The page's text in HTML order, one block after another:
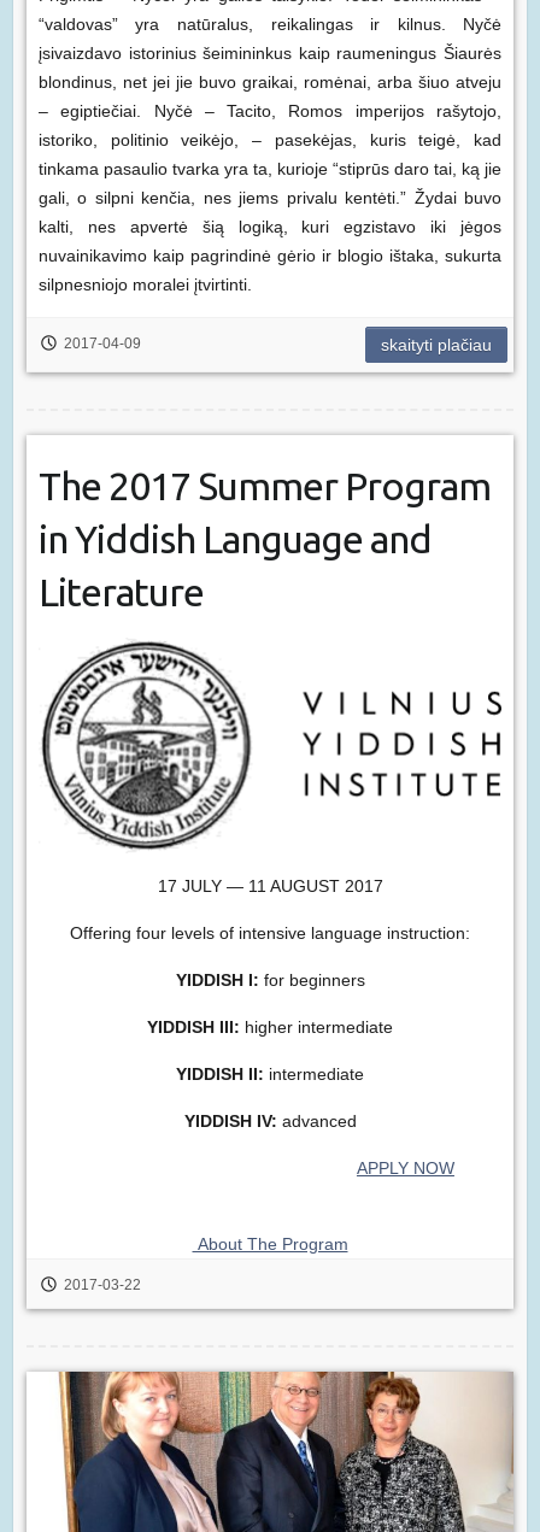
“valdovas” yra natūralus, reikalingas ir kilnus. Nyčė
įsivaizdavo istorinius šeimininkus kaip raumeningus Šiaurės
blondinus, net jei jie buvo graikai, romėnai, arba šiuo atveju
– egiptiečiai. Nyčė – Tacito, Romos imperijos rašytojo,
istoriko, politinio veikėjo, – pasekėjas, kuris teigė, kad
tinkama pasaulio tvarka yra ta, kurioje “stiprūs daro tai, ką jie
gali, o silpni kenčia, nes jiems privalu kentėti.” Žydai buvo
kalti, nes apvertė šią logiką, kuri egzistavo iki jėgos
nuvainikavimo kaip pagrindinė gėrio ir blogio ištaka, sukurta
silpnesniojo moralei įtvirtinti.
2017-04-09 skaityti plačiau
The 2017 Summer Program
in Yiddish Language and
Literature
17 JULY — 11 AUGUST 2017
Offering four levels of intensive language instruction:
YIDDISH I: for beginners
YIDDISH III: higher intermediate
YIDDISH II: intermediate
YIDDISH IV: advanced
APPLY NOW
About The Program
2017-03-22